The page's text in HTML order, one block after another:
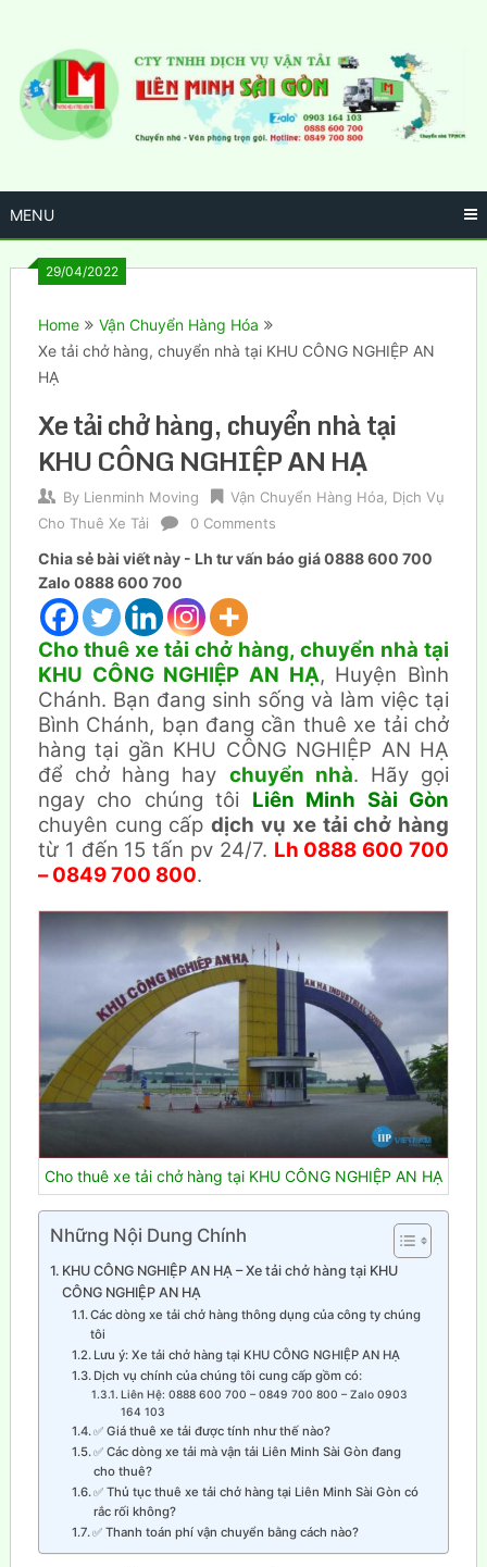
content
MENU
29/04/2022
Home
Vận Chuyển Hàng Hóa
Xe tải chở hàng, chuyển nhà tại KHU CÔNG NGHIỆP AN
HẠ
Xe tải chở hàng, chuyển nhà tại
KHU CÔNG NGHIỆP AN HẠ
By Lienminh Moving Vận Chuyển Hàng Hóa, Dịch Vụ
Cho Thuê Xe Tải
0 Comments
Chia sẻ bài viết này - Lh tư vấn báo giá 0888 600 700
Zalo 0888 600 700
Cho thuê xe tải chở hàng, chuyển nhà tại
KHU CÔNG NGHIỆP AN HẠ, Huyện Bình
Chánh. Bạn đang sinh sống và làm việc tại
Bình Chánh, bạn đang cần thuê xe tải chở
hàng tại gần KHU CÔNG NGHIỆP AN HẠ
để chở hàng hay chuyển nhà. Hãy gọi
ngay cho chúng tôi Liên Minh Sài Gòn
chuyên cung cấpdịch vụ xe tải chở hàng
từ 1 đến 15 tấn pv 24/7. Lh 0888 600 700
– 0849 700 800.
Cho thuê xe tải chở hàng tại KHU CÔNG NGHIỆP AN HẠ
Những Nội Dung Chính
KHU CÔNG NGHIỆP AN HẠ – Xe tải chở hàng tại KHU
CÔNG NGHIỆP AN HẠ
Các dòng xe tải chở hàng thông dụng của công ty chúng
tôi
Lưu ý: Xe tải chở hàng tại KHU CÔNG NGHIỆP AN HẠ
Dịch vụ chính của chúng tôi cung cấp gồm có:
Liên Hệ: 0888 600 700 – 0849 700 800 – Zalo 0903
164 103
✅ Giá thuê xe tải được tính như thế nào?
✅ Các dòng xe tải mà vận tải Liên Minh Sài Gòn đang
cho thuê?
✅ Thủ tục thuê xe tải chở hàng tại Liên Minh Sài Gòn có
rắc rối không?
✅ Thanh toán phí vận chuyển bằng cách nào?